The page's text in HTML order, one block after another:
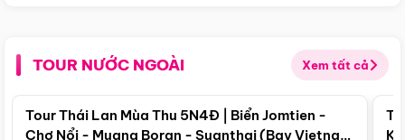
TOUR NƯỚC NGOÀI Xem tất cả
Điểm nổi bật
Tour Thái Lan Mùa Thu 5N4Đ | Biển Jomtien -
Chợ Nổi - Muang Boran - Suanthai (Bay Vietnam